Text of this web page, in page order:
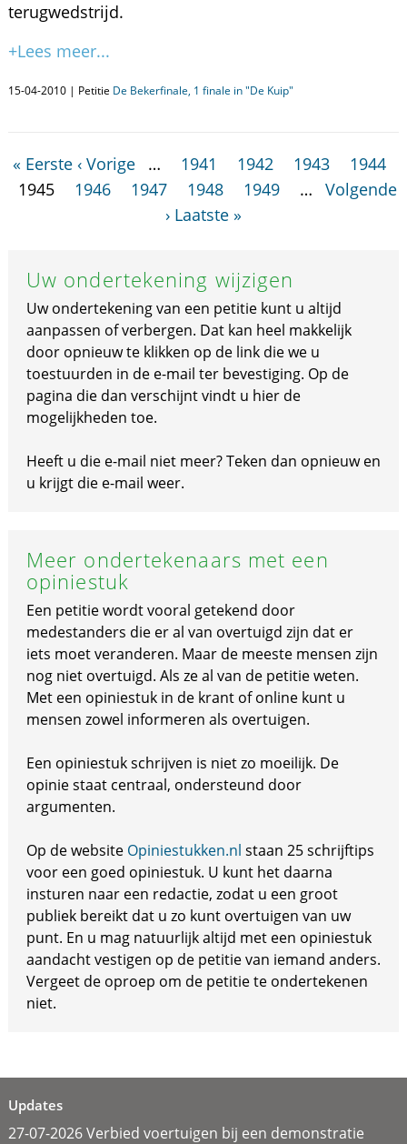
terugwedstrijd.
+Lees meer...
15-04-2010 | Petitie De Bekerfinale, 1 finale in "De Kuip"
« Eerste ‹ Vorige … 1941 1942 1943
1944
1945
1946 1947 1948 1949 …
Volgende
› Laatste »
Uw ondertekening wijzigen
Uw ondertekening van een petitie kunt u altijd
aanpassen of verbergen. Dat kan heel makkelijk
door opnieuw te klikken op de link die we u
toestuurden in de e-mail ter bevestiging. Op de
pagina die dan verschijnt vindt u hier de
mogelijkheden toe.
Heeft u die e-mail niet meer? Teken dan opnieuw en
u krijgt die e-mail weer.
Meer ondertekenaars met een
opiniestuk
Een petitie wordt vooral getekend door
medestanders die er al van overtuigd zijn dat er
iets moet veranderen. Maar de meeste mensen zijn
nog niet overtuigd. Als ze al van de petitie weten.
Met een opiniestuk in de krant of online kunt u
mensen zowel informeren als overtuigen.
Een opiniestuk schrijven is niet zo moeilijk. De
opinie staat centraal, ondersteund door
argumenten.
Op de website Opiniestukken.nl staan 25 schrijftips
voor een goed opiniestuk. U kunt het daarna
insturen naar een redactie, zodat u een groot
publiek bereikt dat u zo kunt overtuigen van uw
punt. En u mag natuurlijk altijd met een opiniestuk
aandacht vestigen op de petitie van iemand anders.
Vergeet de oproep om de petitie te ondertekenen
niet.
Updates
27-07-2026 Verbied voertuigen bij een demonstratie